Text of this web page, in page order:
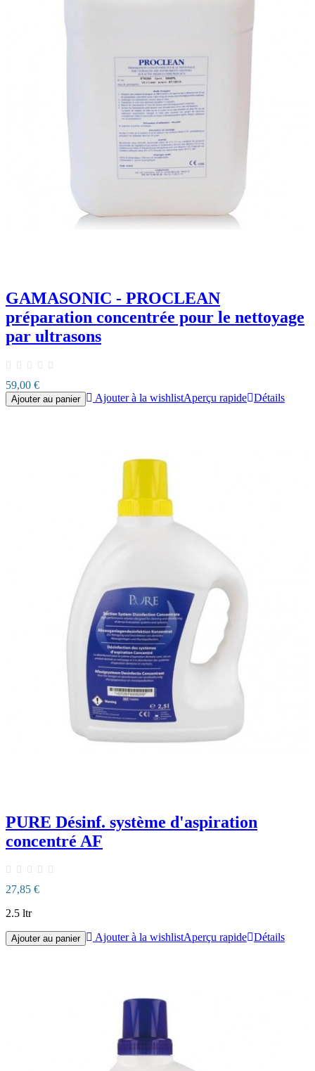
GAMASONIC - PROCLEAN
préparation concentrée pour le nettoyage
par ultrasons
59,00 €
Ajouter au panier Ajouter à la wishlistAperçu rapide Détails
PURE Désinf. système d'aspiration
concentré AF
27,85 €
2.5 ltr
Ajouter au panier Ajouter à la wishlistAperçu rapide Détails